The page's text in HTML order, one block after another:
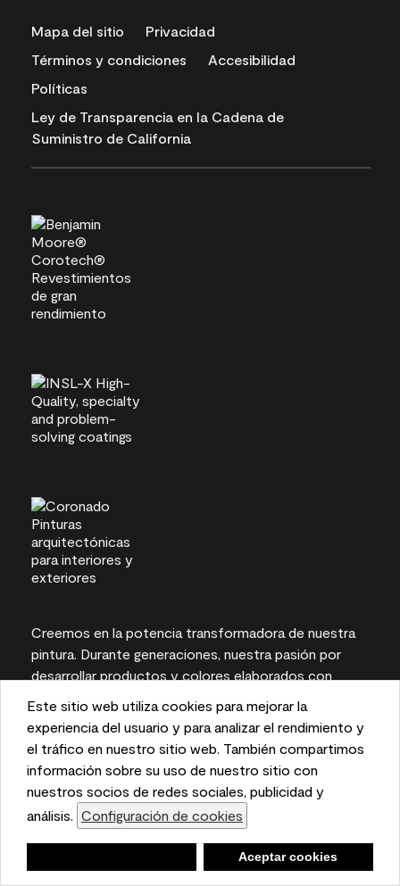
This website uses cookies to enhance user experience
and to analyze performance and traffic on our website.
We also share information about your use of our site
with our social media, advertising, and analytics
partners. Cookie Settings
Accept Cookies
Este sitio web utiliza cookies para mejorar la
experiencia del usuario y para analizar el rendimiento y
el tráfico en nuestro sitio web. También compartimos
información sobre su uso de nuestro sitio con
nuestros socios de redes sociales, publicidad y
análisis. Configuración de cookies
Aceptar cookies
Mapa del sitio
Privacidad
Términos y condiciones
Accesibilidad
Políticas
Ley de Transparencia en la Cadena de
Suministro de California
Creemos en la potencia transformadora de nuestra
pintura. Durante generaciones, nuestra pasión por
desarrollar productos y colores elaborados con
máxima prioridad. Constantemente superamos los
límites de la innovación y defendemos la
sostenibilidad, para obtener resultados duraderos y
Las representaciones del color en pantallas e